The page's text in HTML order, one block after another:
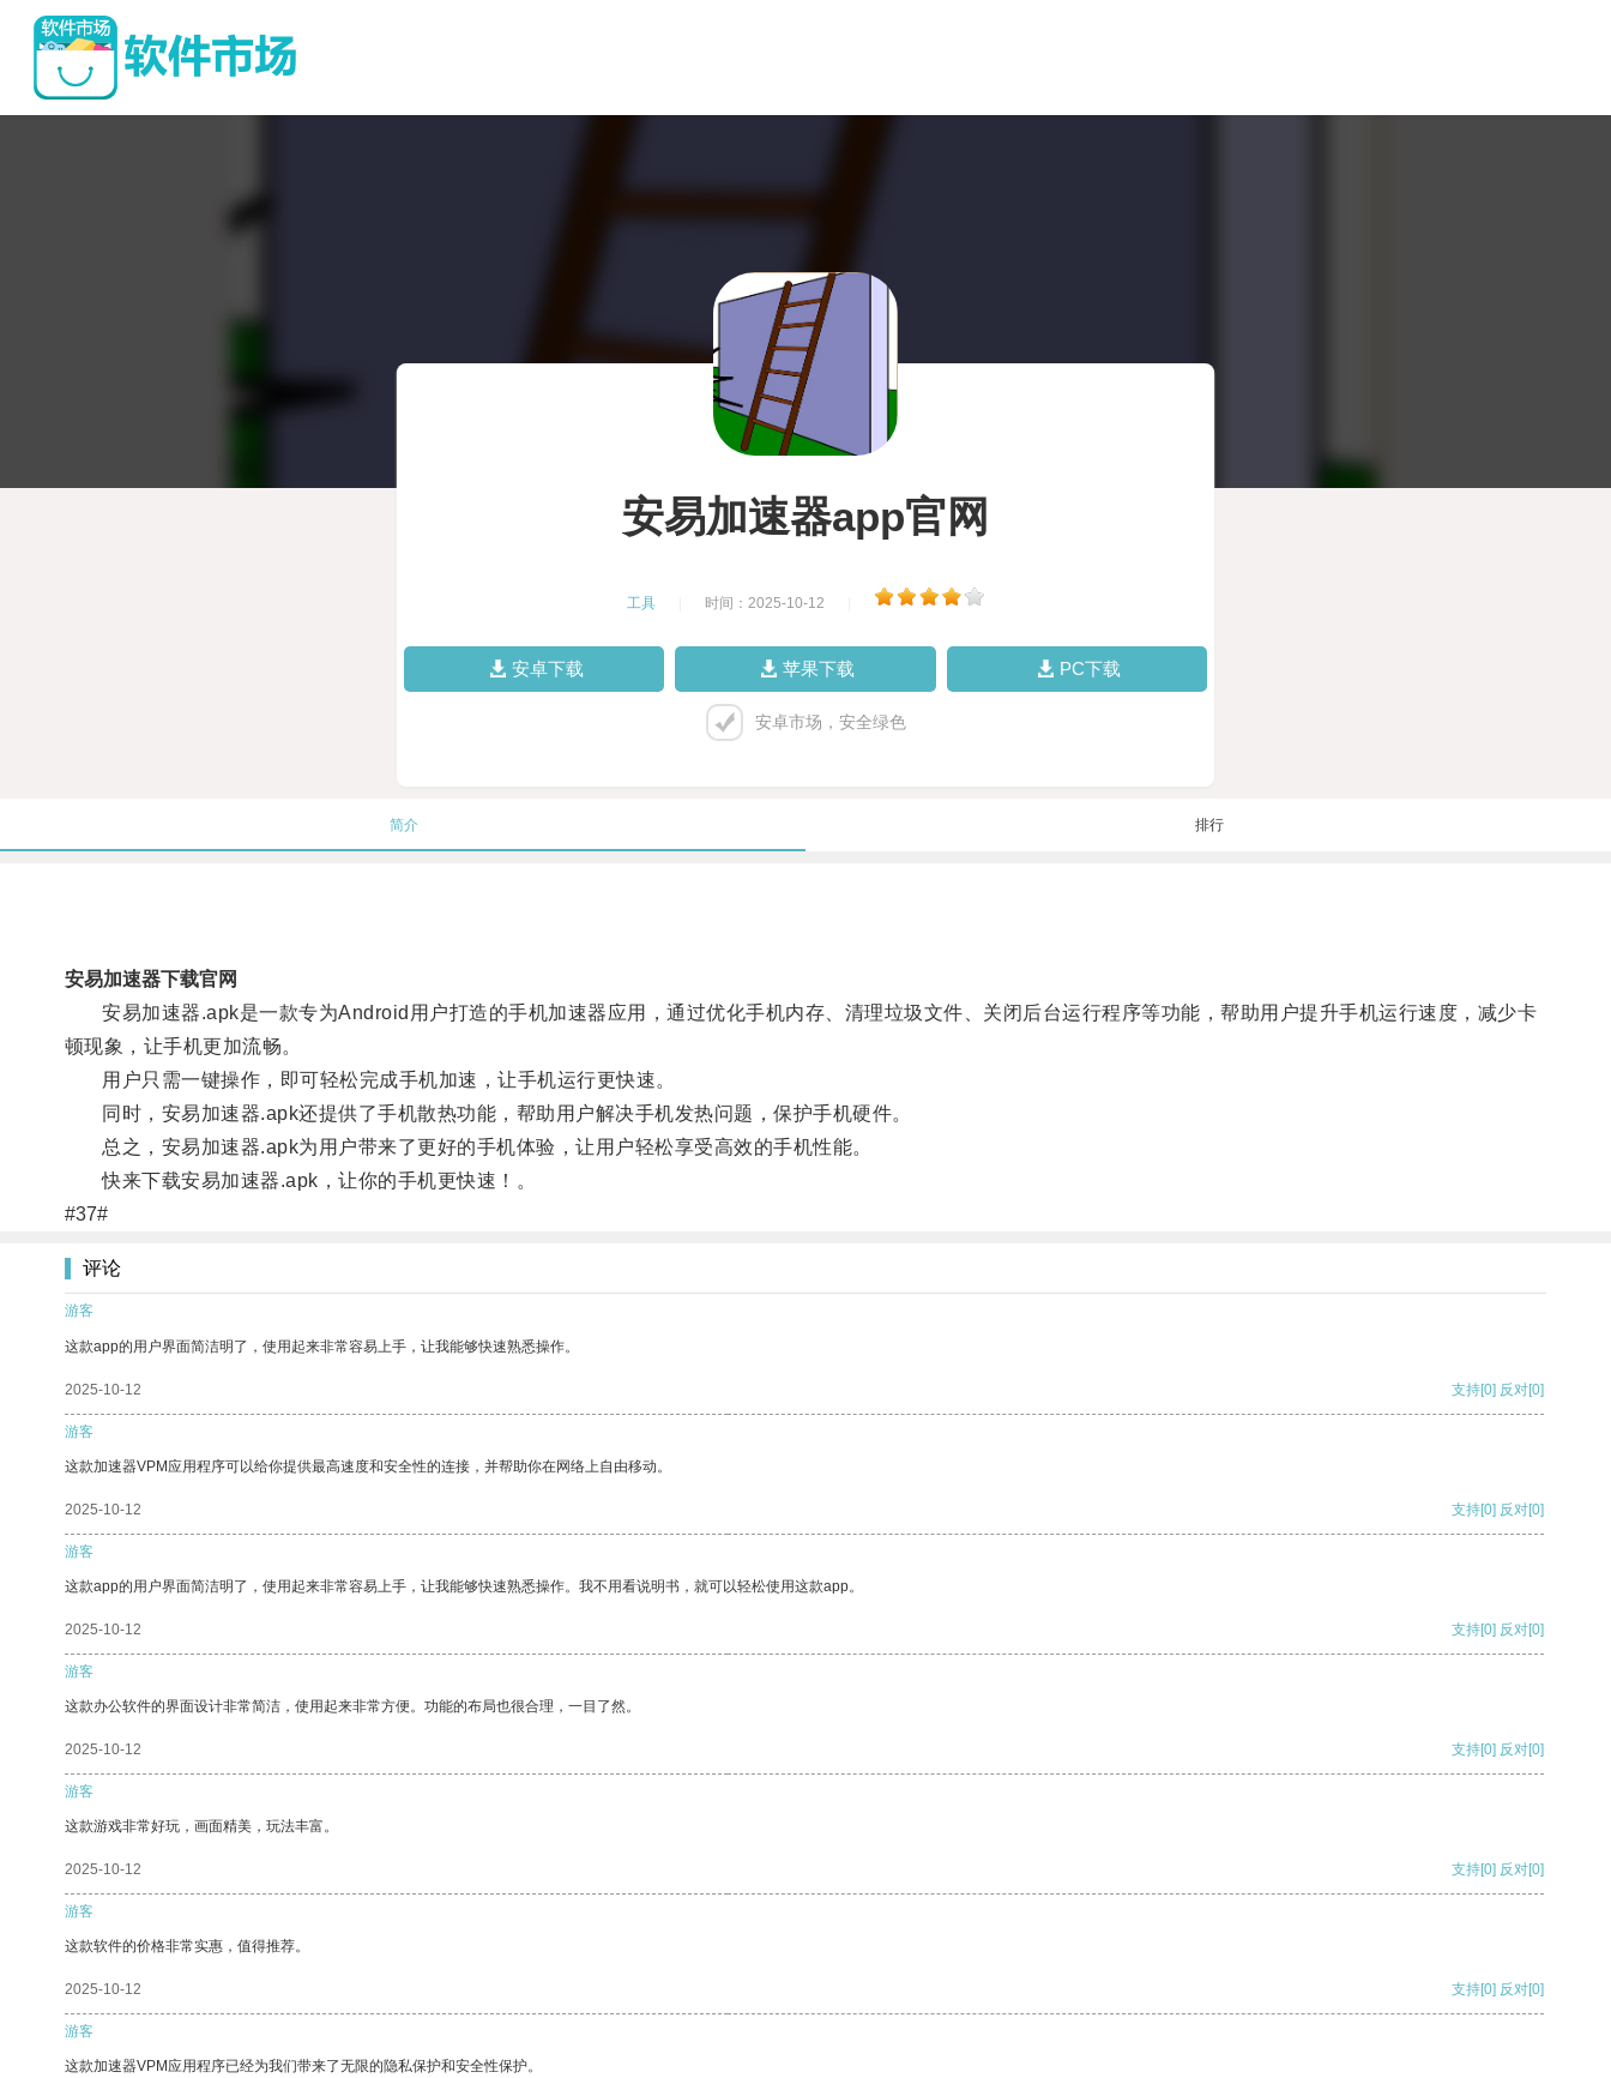
安易加速器app官网
工具 时间：2025-10-12
安卓下载 苹果下载 PC下载
安卓市场，安全绿色
简介 排行
安易加速器下载官网
安易加速器.apk是一款专为Android用户打造的手机加速器应用，通过优化手机内存、清理垃圾文件、关闭后台运行程序等功能，帮助用户提升手机运行速度，减少卡
顿现象，让手机更加流畅。
用户只需一键操作，即可轻松完成手机加速，让手机运行更快速。
同时，安易加速器.apk还提供了手机散热功能，帮助用户解决手机发热问题，保护手机硬件。
总之，安易加速器.apk为用户带来了更好的手机体验，让用户轻松享受高效的手机性能。
快来下载安易加速器.apk，让你的手机更快速！。
#37#
评论
游客
这款app的用户界面简洁明了，使用起来非常容易上手，让我能够快速熟悉操作。
2025-10-12 支持[0] 反对[0]
游客
这款加速器VPM应用程序可以给你提供最高速度和安全性的连接，并帮助你在网络上自由移动。
2025-10-12 支持[0] 反对[0]
游客
这款app的用户界面简洁明了，使用起来非常容易上手，让我能够快速熟悉操作。我不用看说明书，就可以轻松使用这款app。
2025-10-12 支持[0] 反对[0]
游客
这款办公软件的界面设计非常简洁，使用起来非常方便。功能的布局也很合理，一目了然。
2025-10-12 支持[0] 反对[0]
游客
这款游戏非常好玩，画面精美，玩法丰富。
2025-10-12 支持[0] 反对[0]
游客
这款软件的价格非常实惠，值得推荐。
2025-10-12 支持[0] 反对[0]
游客
这款加速器VPM应用程序已经为我们带来了无限的隐私保护和安全性保护。